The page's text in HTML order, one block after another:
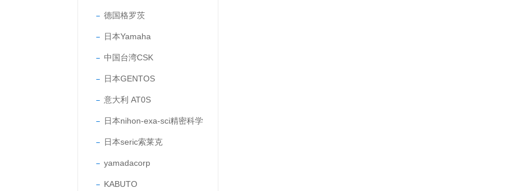
德国格罗茨
日本Yamaha
中国台湾CSK
日本GENTOS
意大利 AT0S
日本nihon-exa-sci精密科学
日本seric索莱克
yamadacorp
KABUTO